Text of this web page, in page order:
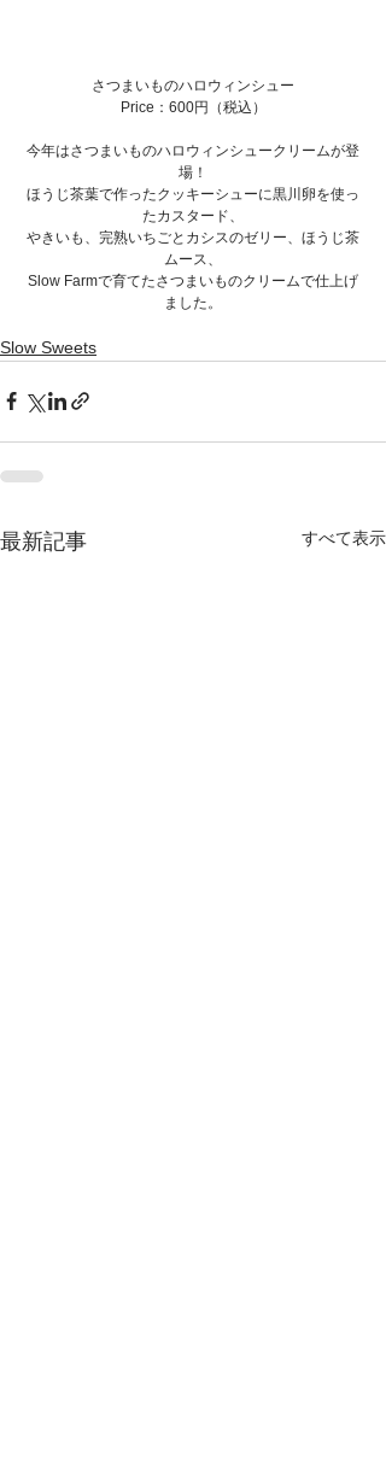
さつまいものハロウィンシュー
Price：600円（税込）
今年はさつまいものハロウィンシュークリームが登
場！
ほうじ茶葉で作ったクッキーシューに黒川卵を使っ
たカスタード、
やきいも、完熟いちごとカシスのゼリー、ほうじ茶
ムース、
Slow Farmで育てたさつまいものクリームで仕上げ
ました。
Slow Sweets
最新記事 すべて表示